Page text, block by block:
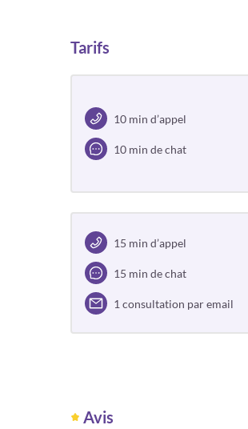
Tarifs
10 min d’appel
10 min de chat
15 min d’appel
15 min de chat
1 consultation par email
Avis